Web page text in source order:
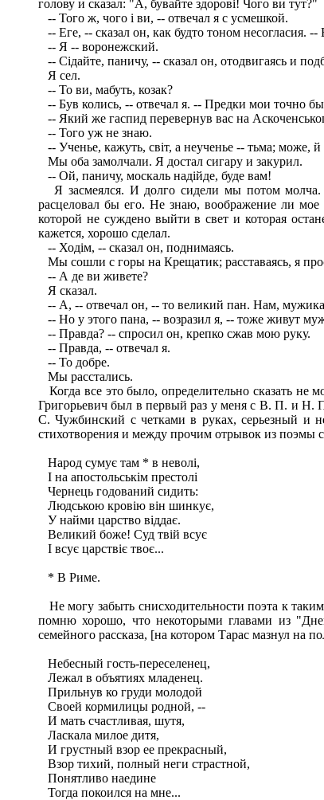
голову и сказал: "А, бувайте здорові! Чого ви тут?"
-- Того ж, чого і ви, -- отвечал я с усмешкой.
-- Еге, -- сказал он, как будто тоном несогласия. --
-- Я -- воронежский.
-- Сідайте, паничу, -- сказал он, отодвигаясь и
Я сел.
-- То ви, мабуть, козак?
-- Був колись, -- отвечал я. -- Предки мои точно
-- Який же гаспид перевернув вас на
-- Того уж не знаю.
-- Ученье, кажуть, світ, а неученье -- тьма; може,
Мы оба замолчали. Я достал сигару и закурил.
-- Ой, паничу, москаль надійде, буде вам!
Я засмеялся. И долго сидели мы потом молча.
расцеловал бы его. Не знаю, воображение ли мое
которой не суждено выйти в свет и которая
кажется, хорошо сделал.
-- Ходім, -- сказал он, поднимаясь.
Мы сошли с горы на Крещатик; расставаясь, я
-- А де ви живете?
Я сказал.
-- А, -- отвечал он, -- то великий пан. Нам,
-- Но у этого пана, -- возразил я, -- тоже живут
-- Правда? -- спросил он, крепко сжав мою руку.
-- Правда, -- отвечал я.
-- То добре.
Мы расстались.
Когда все это было, определительно сказать не
Григорьевич был в первый раз у меня с В. П. и
С. Чужбинский с четками в руках, серьезный и
стихотворения и между прочим отрывок из поэмы
Народ сумує там * в неволі,
І на апостольськім престолі
Чернець годований сидить:
Людською кровію він шинкує,
У найми царство віддає.
Великий боже! Суд твій всує
I всує царствіє твоє...
* В Риме.
Не могу забыть снисходительности поэта к
помню хорошо, что некоторыми главами из
семейного рассказа, [на котором Тарас мазнул
Небесный гость-переселенец,
Лежал в объятиях младенец.
Прильнув ко груди молодой
Своей кормилицы родной, --
И мать счастливая, шутя,
Ласкала милое дитя,
И грустный взор ее прекрасный,
Взор тихий, полный неги страстной,
Понятливо наедине
Тогда покоился на мне...